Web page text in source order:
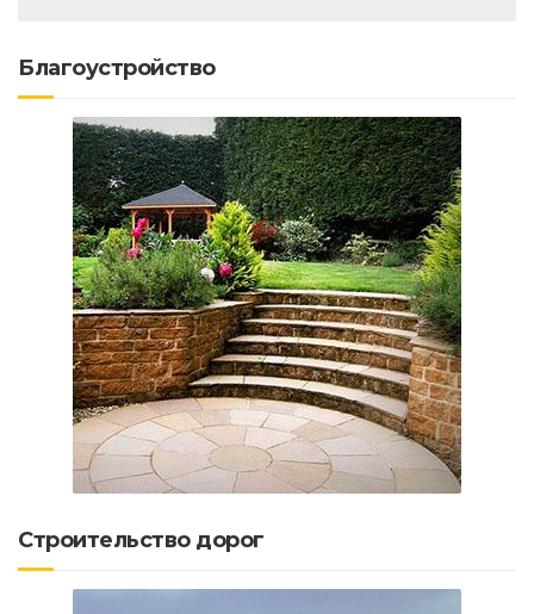
Благоустройство
Строительство дорог